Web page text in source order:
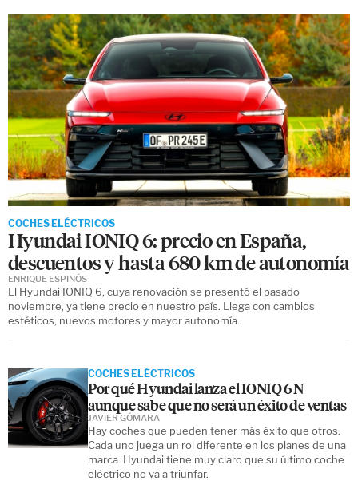
COCHES ELÉCTRICOS
Hyundai IONIQ 6: precio en España,
descuentos y hasta 680 km de autonomía
El Hyundai IONIQ 6, cuya renovación se presentó el pasado
noviembre, ya tiene precio en nuestro país. Llega con cambios
estéticos, nuevos motores y mayor autonomía.
ENRIQUE ESPINÓS
COCHES ELÉCTRICOS
Por qué Hyundai lanza el IONIQ 6 N
aunque sabe que no será un éxito de ventas
Hay coches que pueden tener más éxito que otros.
Cada uno juega un rol diferente en los planes de una
marca. Hyundai tiene muy claro que su último coche
eléctrico no va a triunfar.
JAVIER GÓMARA